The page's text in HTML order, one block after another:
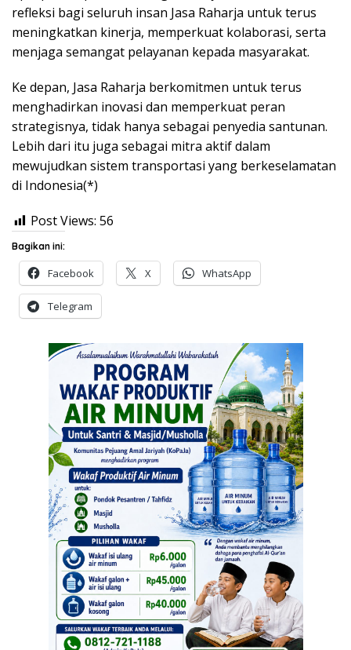
refleksi bagi seluruh insan Jasa Raharja untuk terus
meningkatkan kinerja, memperkuat kolaborasi, serta
menjaga semangat pelayanan kepada masyarakat.
Ke depan, Jasa Raharja berkomitmen untuk terus
menghadirkan inovasi dan memperkuat peran
strategisnya, tidak hanya sebagai penyedia santunan.
Lebih dari itu juga sebagai mitra aktif dalam
mewujudkan sistem transportasi yang berkeselamatan
di Indonesia(*)
Post Views: 56
Bagikan ini:
Facebook X WhatsApp
Telegram